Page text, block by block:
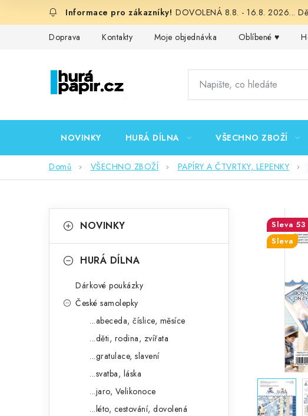
DOVOLENÁ 8.8. - 16.8. 2026...
Doprava Kontakty Moje objednávka Oblíbené ♥️
NOVINKY HURÁ DÍLNA VŠECHNO ZBOŽÍ
Domů VŠECHNO ZBOŽÍ PAPÍRY A ČTVRTKY, LEPENKY
okategorie
a
NOVINKY
HURÁ DÍLNA
Dárkové poukázky
České samolepky
...abeceda, číslice, měsíce
...děti, rodina, zvířata
...gratulace, slavení
...svatba, láska
...jaro, Velikonoce
...léto, cestování, dovolená
53
Sleva